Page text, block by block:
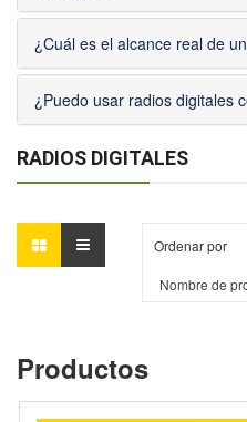
¿Cuál es el alcance real de
¿Puedo usar radios digitales
RADIOS DIGITALES
Ordenar por
Nombre de
Productos